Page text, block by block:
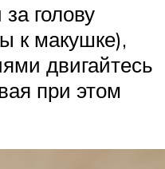
голову
к макушке),
двигайтесь
при этом